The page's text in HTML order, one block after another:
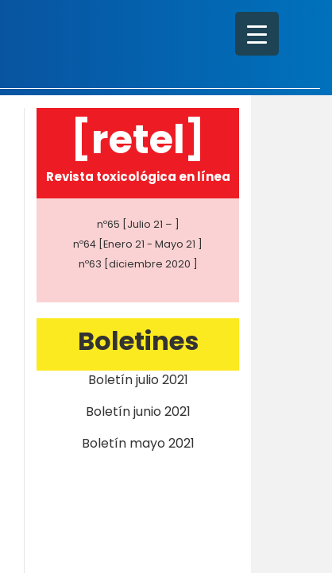
[retel]
Revista toxicológica en línea
nº65 [Julio 21 – ]
nº64 [Enero 21 - Mayo 21 ]
nº63 [diciembre 2020 ]
Boletines
Boletín julio 2021
Boletín junio 2021
Boletín mayo 2021